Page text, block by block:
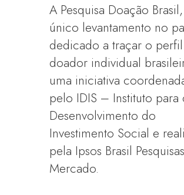
A Pesquisa Doação Brasil,
único levantamento no
dedicado a traçar o
doador individual
uma iniciativa
pelo IDIS – Instituto para
Desenvolvimento do
Investimento Social e
pela Ipsos Brasil
Mercado.